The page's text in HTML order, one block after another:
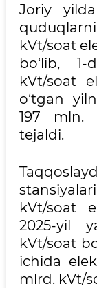
Joriy
kVt/soat
bo‘lib,
kVt/soat
o‘tgan
197 mln.
tejaldi.
kVt/soat
2025-yil
kVt/soat
ichida
mlrd. kVt/